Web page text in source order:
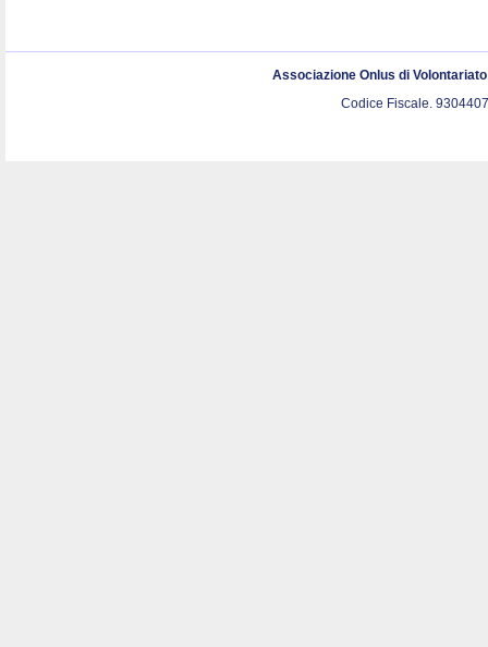
Associazione Onlus di
Codice Fiscale.